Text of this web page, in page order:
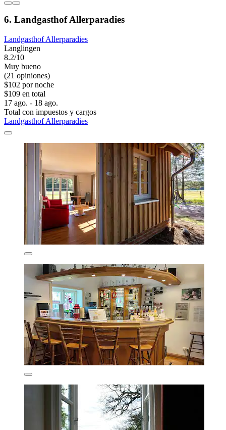
6. Landgasthof Allerparadies
Landgasthof Allerparadies
Langlingen
8.2/10
Muy bueno
(21 opiniones)
$102 por noche
$109 en total
17 ago. - 18 ago.
Total con impuestos y cargos
Landgasthof Allerparadies